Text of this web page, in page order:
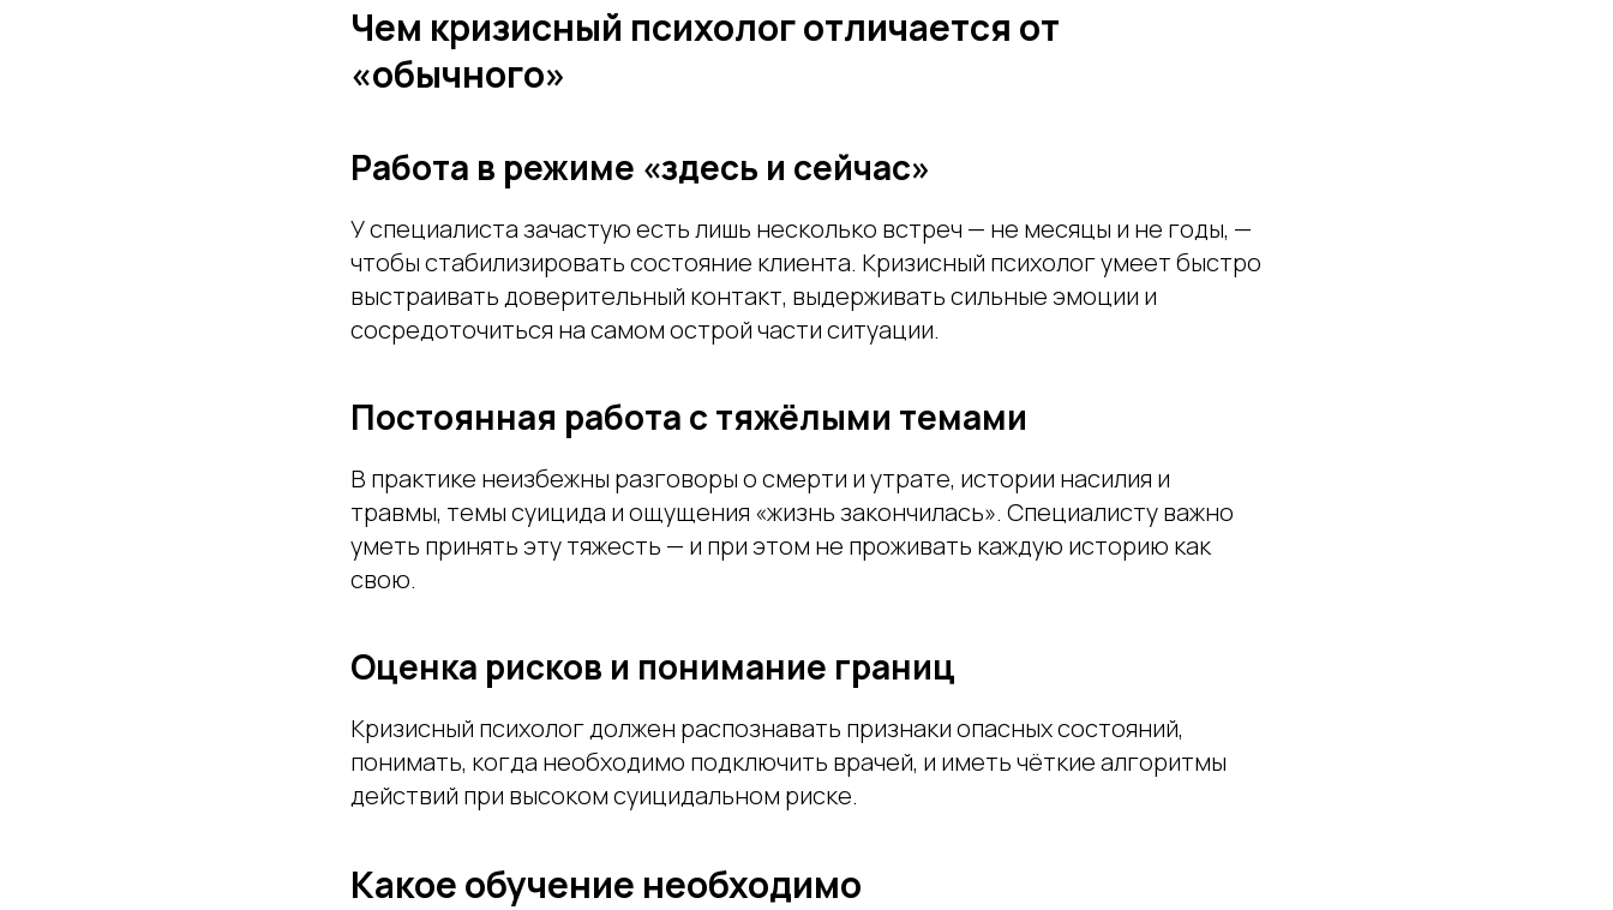
Чем кризисный психолог отличается от
«обычного»
Работа в режиме «здесь и сейчас»
У специалиста зачастую есть лишь несколько встреч — не месяцы и не годы, —
чтобы стабилизировать состояние клиента. Кризисный психолог умеет быстро
выстраивать доверительный контакт, выдерживать сильные эмоции и
сосредоточиться на самом острой части ситуации.
Постоянная работа с тяжёлыми темами
В практике неизбежны разговоры о смерти и утрате, истории насилия и
травмы, темы суицида и ощущения «жизнь закончилась». Специалисту важно
уметь принять эту тяжесть — и при этом не проживать каждую историю как
свою.
Оценка рисков и понимание границ
Кризисный психолог должен распознавать признаки опасных состояний,
понимать, когда необходимо подключить врачей, и иметь чёткие алгоритмы
действий при высоком суицидальном риске.
Какое обучение необходимо